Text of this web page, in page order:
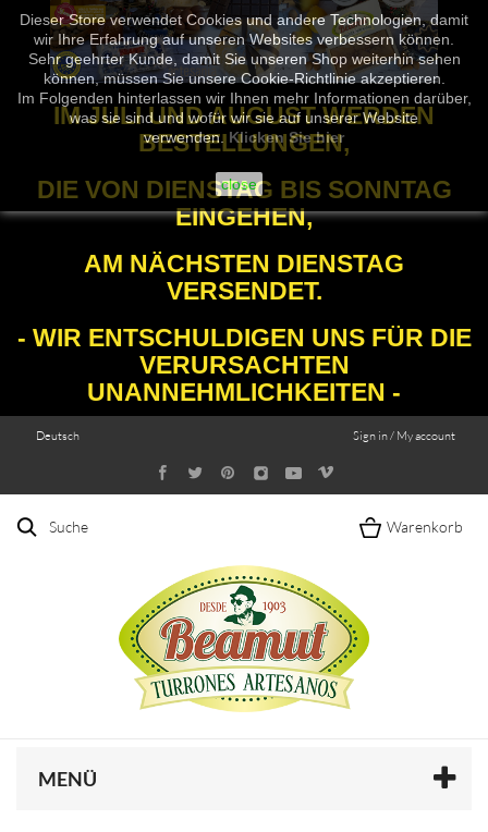
Dieser Store verwendet Cookies und andere Technologien, damit
wir Ihre Erfahrung auf unseren Websites verbessern können.
Sehr geehrter Kunde, damit Sie unseren Shop weiterhin sehen
können, müssen Sie unsere Cookie-Richtlinie akzeptieren.
Im Folgenden hinterlassen wir Ihnen mehr Informationen darüber,
was sie sind und wofür wir sie auf unserer Website
verwenden.Klicken Sie hier
close
IM JULI UND AUGUST WERDEN
BESTELLUNGEN,
DIE VON DIENSTAG BIS SONNTAG
EINGEHEN,
AM NÄCHSTEN DIENSTAG
VERSENDET.
- WIR ENTSCHULDIGEN UNS FÜR DIE
VERURSACHTEN
UNANNEHMLICHKEITEN -
Sign in / My account
Deutsch
Suche Warenkorb
MENÜ